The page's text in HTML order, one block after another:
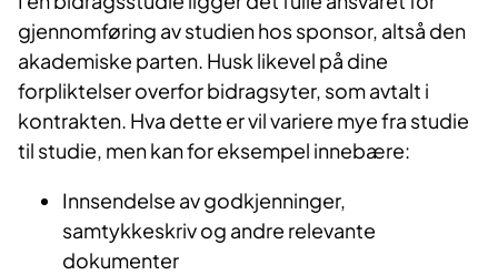
gjennomføring av studien hos sponsor, altså den
akademiske parten. Husk likevel på dine
forpliktelser overfor bidragsyter, som avtalt i
kontrakten. Hva dette er vil variere mye fra studie
til studie, men kan for eksempel innebære:
Innsendelse av godkjenninger,
samtykkeskriv og andre relevante
dokumenter